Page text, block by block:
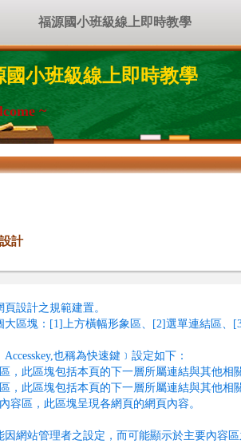
國小班級線上即時教學
~
計
設計之規範建置。
大區塊：[1]上方橫幅形象區、[2]選單連結區、
也稱為快速鍵﹞設定如下：
，此區塊包括本頁的下一層所屬連結與其他相
，此區塊包括本頁的下一層所屬連結與其他相
容區，此區塊呈現各網頁的網頁內容。
網站管理者之設定，而可能顯示於主要內容
福源國小班級線上即時教學